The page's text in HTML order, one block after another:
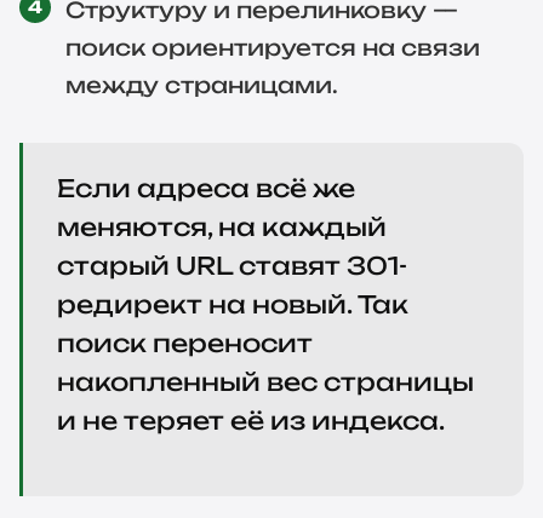
Структуру и перелинковку —
поиск ориентируется на связи
между страницами.
Если адреса всё же
меняются, на каждый
старый URL ставят 301-
редирект на новый. Так
поиск переносит
накопленный вес страницы
и не теряет её из индекса.